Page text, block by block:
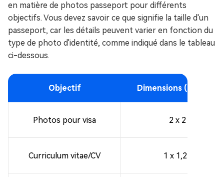
en matière de photos passeport pour différents
objectifs. Vous devez savoir ce que signifie la taille d'un
passeport, car les détails peuvent varier en fonction du
type de photo d'identité, comme indiqué dans le tableau
ci-dessous.
Objectif Dimensions (pouces)
Photos pour visa 2 x 2
Curriculum vitae/CV 1 x 1,25